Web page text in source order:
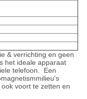
& verrichting en geen
het ideale apparaat
telefoon. Een
voort te zetten en